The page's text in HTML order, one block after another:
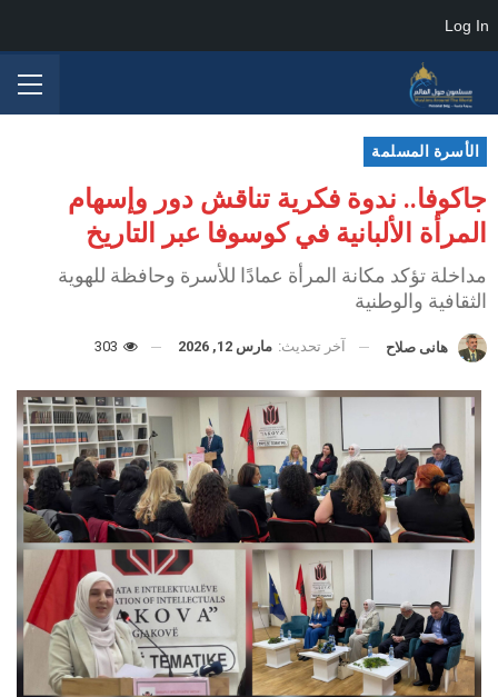
الأسرة المسلمة
جاكوفا.. ندوة فكرية تناقش دور وإسهام
المرأة الألبانية في كوسوفا عبر التاريخ
مداخلة تؤكد مكانة المرأة عمادًا للأسرة وحافظة للهوية
الثقافية والوطنية
هانى صلاح آخر تحديث: مارس 12, 2026
Log In